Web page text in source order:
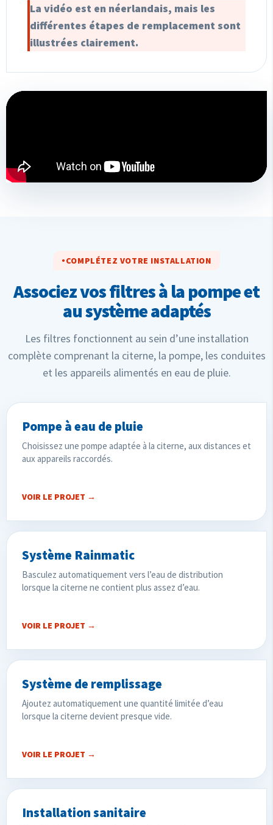
La vidéo est en néerlandais, mais les
différentes étapes de remplacement sont
illustrées clairement.
COMPLÉTEZ VOTRE INSTALLATION
Associez vos filtres à la pompe et
au système adaptés
Les filtres fonctionnent au sein d’une installation
complète comprenant la citerne, la pompe, les conduites
et les appareils alimentés en eau de pluie.
Pompe à eau de pluie
Choisissez une pompe adaptée à la citerne, aux distances et
aux appareils raccordés.
VOIR LE PROJET →
Système Rainmatic
Basculez automatiquement vers l’eau de distribution
lorsque la citerne ne contient plus assez d’eau.
VOIR LE PROJET →
Système de remplissage
Ajoutez automatiquement une quantité limitée d’eau
lorsque la citerne devient presque vide.
VOIR LE PROJET →
Installation sanitaire